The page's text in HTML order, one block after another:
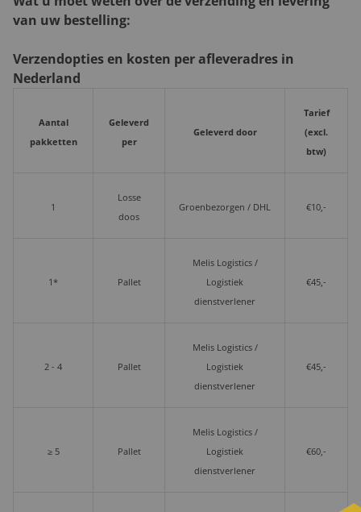
van uw bestelling:
Verzendopties en kosten per afleveradres in
Nederland
Aantal
pakketten
Geleverd
per
Geleverd door
Tarief
(excl.
btw)
1
Losse
doos
Groenbezorgen / DHL €10,-
1* Pallet
Melis Logistics /
Logistiek
dienstverlener
€45,-
2 - 4 Pallet
Melis Logistics /
Logistiek
dienstverlener
€45,-
≥ 5 Pallet
Melis Logistics /
Logistiek
dienstverlener
€60,-